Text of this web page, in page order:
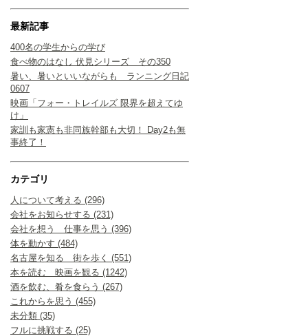
最新記事
400名の学生からの学び
食べ物のはなし 伏見シリーズ その350
暑い、暑いといいながらも ランニング日記
0607
映画「フォー・トレイルズ 限界を超えてゆ
け」
家訓も家憲も非同族幹部も大切！ Day2も無
事終了！
カテゴリ
人について考える (296)
会社をお知らせする (231)
会社を想う 仕事を思う (396)
体を動かす (484)
名古屋を知る 街を歩く (551)
本を読む 映画を観る (1242)
酒を飲む、肴を食らう (267)
これからを思う (455)
未分類 (35)
フルに挑戦する (25)